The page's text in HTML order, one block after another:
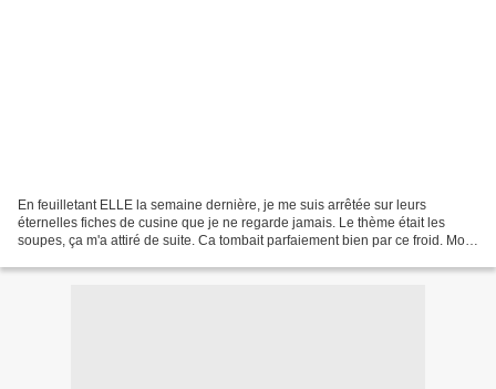
En feuilletant ELLE la semaine dernière, je me suis arrêtée sur leurs
éternelles fiches de cusine que je ne regarde jamais. Le thème était les
soupes, ça m'a attiré de suite. Ca tombait parfaiement bien par ce froid. Mon